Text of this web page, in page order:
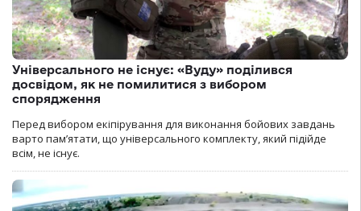
Універсального не існує: «Вуду» поділився
досвідом, як не помилитися з вибором
спорядження
Перед вибором екіпірування для виконання бойових завдань
варто пам’ятати, що універсального комплекту, який підійде
всім, не існує.